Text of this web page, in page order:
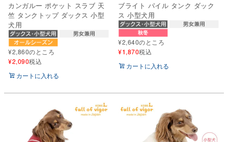
カンガルー ポケット スラブ 天
竺 タンクトップ ダックス 小型
犬用
¥2,860のところ
¥2,090税込
カートに入れる
ブライト パイル タンク ダック
ス 小型犬用
¥2,640のところ
¥1,870税込
カートに入れる